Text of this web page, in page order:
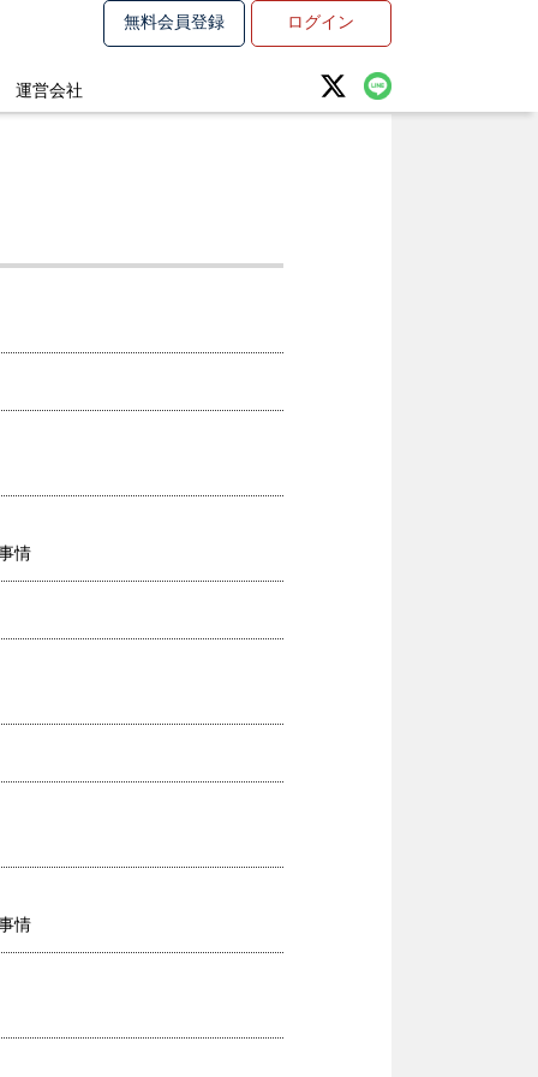
無料会員登録 ログイン
運営会社
情
情